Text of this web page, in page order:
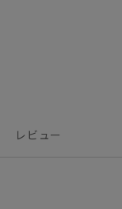
レビュー